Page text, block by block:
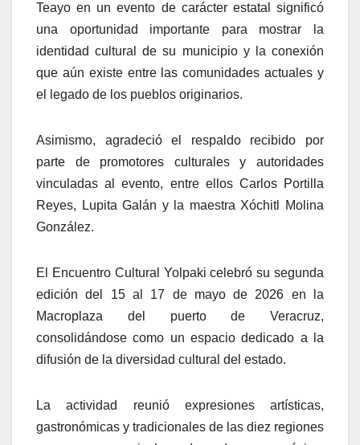
Teayo en un evento de carácter estatal significó
una oportunidad importante para mostrar la
identidad cultural de su municipio y la conexión
que aún existe entre las comunidades actuales y
el legado de los pueblos originarios.
Asimismo, agradeció el respaldo recibido por
parte de promotores culturales y autoridades
vinculadas al evento, entre ellos Carlos Portilla
Reyes, Lupita Galán y la maestra Xóchitl Molina
González.
El Encuentro Cultural Yolpaki celebró su segunda
edición del 15 al 17 de mayo de 2026 en la
Macroplaza del puerto de Veracruz,
consolidándose como un espacio dedicado a la
difusión de la diversidad cultural del estado.
La actividad reunió expresiones artísticas,
gastronómicas y tradicionales de las diez regiones